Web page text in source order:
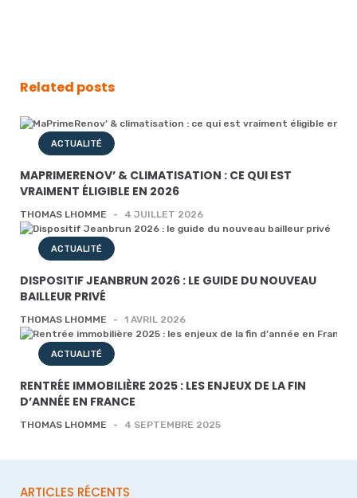
Related posts
ACTUALITÉ
MAPRIMERENOV’ & CLIMATISATION : CE QUI EST
VRAIMENT ÉLIGIBLE EN 2026
THOMAS LHOMME - 4 JUILLET 2026
ACTUALITÉ
DISPOSITIF JEANBRUN 2026 : LE GUIDE DU NOUVEAU
BAILLEUR PRIVÉ
THOMAS LHOMME - 1 AVRIL 2026
ACTUALITÉ
RENTRÉE IMMOBILIÈRE 2025 : LES ENJEUX DE LA FIN
D’ANNÉE EN FRANCE
THOMAS LHOMME - 4 SEPTEMBRE 2025
ARTICLES RÉCENTS